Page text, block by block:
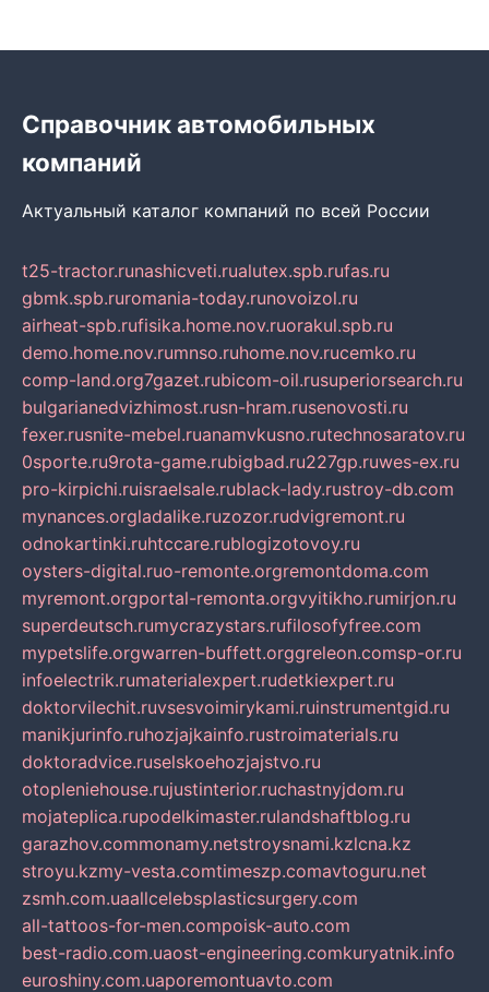
Справочник автомобильных
компаний
Актуальный каталог компаний по всей России
t25-tractor.runashicveti.rualutex.spb.rufas.ru
gbmk.spb.ruromania-today.runovoizol.ru
airheat-spb.rufisika.home.nov.ruorakul.spb.ru
demo.home.nov.rumnso.ruhome.nov.rucemko.ru
comp-land.org7gazet.rubicom-oil.rusuperiorsearch.ru
bulgarianedvizhimost.rusn-hram.rusenovosti.ru
fexer.rusnite-mebel.ruanamvkusno.rutechnosaratov.ru
0sporte.ru9rota-game.rubigbad.ru227gp.ruwes-ex.ru
pro-kirpichi.ruisraelsale.rublack-lady.rustroy-db.com
mynances.orgladalike.ruzozor.rudvigremont.ru
odnokartinki.ruhtccare.rublogizotovoy.ru
oysters-digital.ruo-remonte.orgremontdoma.com
myremont.orgportal-remonta.orgvyitikho.rumirjon.ru
superdeutsch.rumycrazystars.rufilosofyfree.com
mypetslife.orgwarren-buffett.orggreleon.comsp-or.ru
infoelectrik.rumaterialexpert.rudetkiexpert.ru
doktorvilechit.ruvsesvoimirykami.ruinstrumentgid.ru
manikjurinfo.ruhozjajkainfo.rustroimaterials.ru
doktoradvice.ruselskoehozjajstvo.ru
otopleniehouse.rujustinterior.ruchastnyjdom.ru
mojateplica.rupodelkimaster.rulandshaftblog.ru
garazhov.commonamy.netstroysnami.kzlcna.kz
stroyu.kzmy-vesta.comtimeszp.comavtoguru.net
zsmh.com.uaallcelebsplasticsurgery.com
all-tattoos-for-men.compoisk-auto.com
best-radio.com.uaost-engineering.comkuryatnik.info
euroshiny.com.uaporemontuavto.com